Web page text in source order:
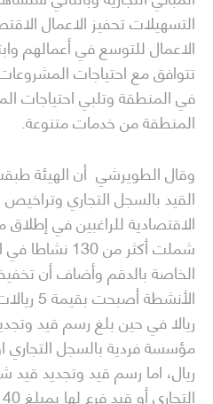
التسهيلات تحفيز الاعمال
الاعمال للتوسع في أعمالهم
تتوافق مع احتياجات
في المنطقة وتلبي احتياجات
المنطقة من خدمات متنوعة.
وقال الطويرشي أن الهيئة
القيد بالسجل التجاري
الاقتصادية للراغبين في
شملت أكثر من
الخاصة بالدقم وأضاف أن
ريالا في حين بلغ رسم قيد
ريال، اما رسم قيد وتجديد